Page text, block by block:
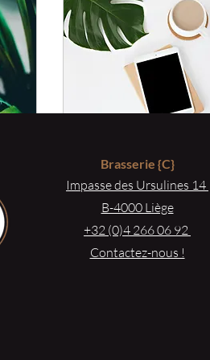
Nom du service
1 h
19,99
Brasserie{C}
Impasse des Ursulines 14
B-4000 Liège
+32 (0)4 266 06 92
Contactez-nous !